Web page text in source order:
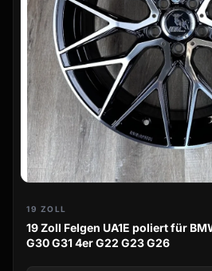
19 ZOLL
19 Zoll Felgen UA1E poliert für BMW 3er G21 G20 5er
G30 G31 4er G22 G23 G26